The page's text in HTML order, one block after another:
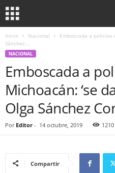
Inicio Nacional
Emboscada a policías
Sánchez...
NACIONAL
Emboscada a
Michoacán: ‘se
Olga Sánchez
Por Editor - 14 octubre, 2019 1210
Compartir